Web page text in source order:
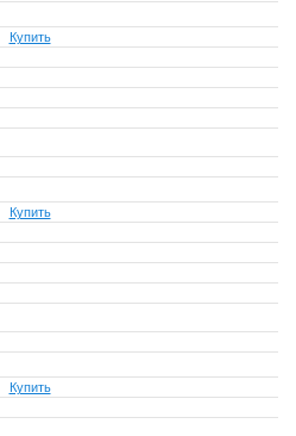
Купить
Купить
Купить